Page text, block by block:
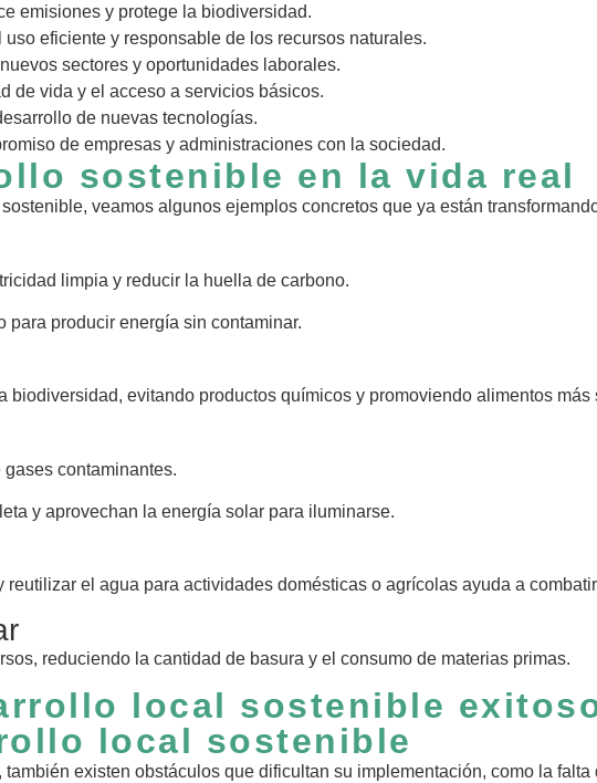
emisiones y protege la biodiversidad.
uso eficiente y responsable de los recursos naturales.
nuevos sectores y oportunidades laborales.
de vida y el acceso a servicios básicos.
de nuevas tecnologías.
de empresas y administraciones con la sociedad.
sostenible en la vida real
veamos algunos ejemplos concretos que ya están
limpia y reducir la huella de carbono.
para producir energía sin contaminar.
biodiversidad, evitando productos químicos y promoviendo alimentos más
contaminantes.
y aprovechan la energía solar para iluminarse.
reutilizar el agua para actividades domésticas o agrícolas ayuda a
reduciendo la cantidad de basura y el consumo de materias primas.
local sostenible
local sostenible
existen obstáculos que dificultan su implementación, como la